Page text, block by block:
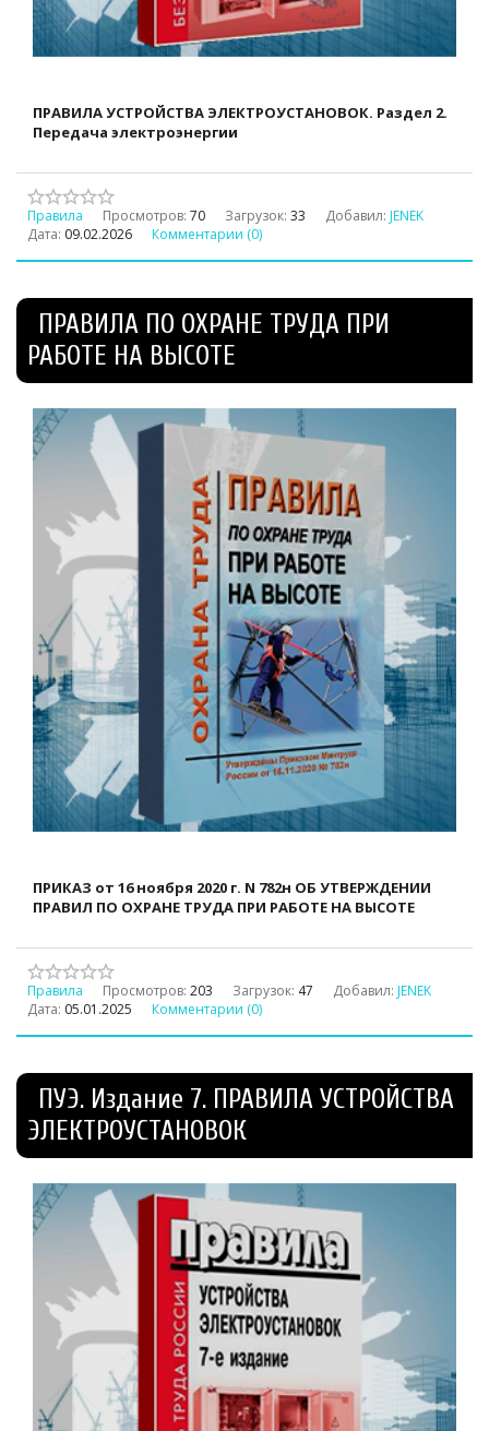
ПРАВИЛА УСТРОЙСТВА ЭЛЕКТРОУСТАНОВОК. Раздел 2.
Передача электроэнергии
Правила Просмотров: 70 Загрузок: 33 Добавил: JENEK
Дата: 09.02.2026 Комментарии (0)
ПРАВИЛА ПО ОХРАНЕ ТРУДА ПРИ
РАБОТЕ НА ВЫСОТЕ
ПРИКАЗ от 16 ноября 2020 г. N 782н ОБ УТВЕРЖДЕНИИ
ПРАВИЛ ПО ОХРАНЕ ТРУДА ПРИ РАБОТЕ НА ВЫСОТЕ
Правила Просмотров: 203 Загрузок: 47 Добавил: JENEK
Дата: 05.01.2025 Комментарии (0)
ПУЭ. Издание 7. ПРАВИЛА УСТРОЙСТВА
ЭЛЕКТРОУСТАНОВОК